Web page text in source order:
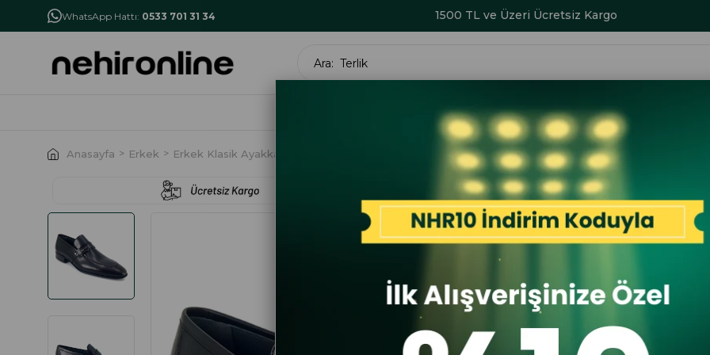
WhatsApp Hattı: 0533 701 31 34
İlk Alışverişe Özel İndirim NHR10 1500 TL ve Üzeri Ücretsiz Kargo
ERKEK ÇOCUK AKSESUAR SERİ SONU
Anasayfa Erkek Erkek Klasik Ayakkabı Fosco 9006 Erkek Klasik Ayakkabı Siyah
Fosco
Fosco
İlk
İlk